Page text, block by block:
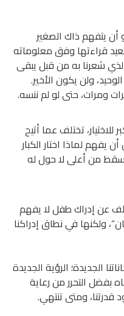
يتفهم ذاك الصغير
قراءتها وفق معلوماته
شعرنا به من قبل يبقى
ولن يكون الأخير.
ومرات، حتى لو لم ننسه.
للاختيار، تختلف عما أتيح
يفهم لماذا اختار الكبار
من أعلى لا حول له
عن إدراك طفل لا يفهم
ولكنها في نطاق إدراكنا
الجديدة؛ الرؤية الجديدة
بفضل التحرر من رعاية
قدرتنا، ومتى تنتهي.